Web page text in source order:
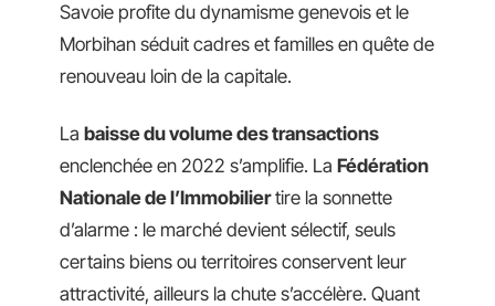
Savoie profite du dynamisme genevois et le
Morbihan séduit cadres et familles en quête de
renouveau loin de la capitale.
La baisse du volume des transactions
enclenchée en 2022 s’amplifie. La Fédération
Nationale de l’Immobiliertire la sonnette
d’alarme : le marché devient sélectif, seuls
certains biens ou territoires conservent leur
attractivité, ailleurs la chute s’accélère. Quant